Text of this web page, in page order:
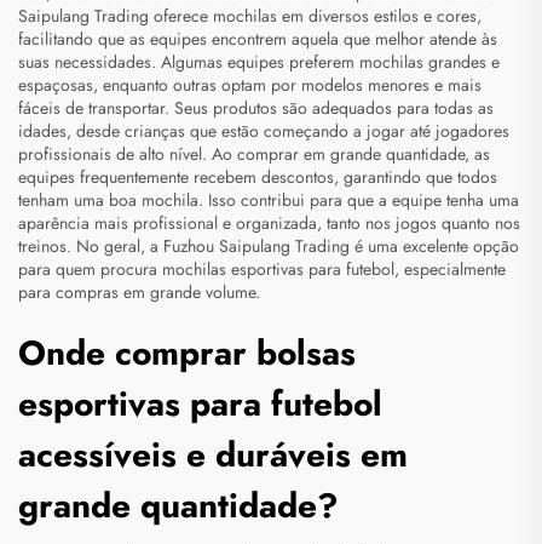
Saipulang Trading oferece mochilas em diversos estilos e cores,
facilitando que as equipes encontrem aquela que melhor atende às
suas necessidades. Algumas equipes preferem mochilas grandes e
espaçosas, enquanto outras optam por modelos menores e mais
fáceis de transportar. Seus produtos são adequados para todas as
idades, desde crianças que estão começando a jogar até jogadores
profissionais de alto nível. Ao comprar em grande quantidade, as
equipes frequentemente recebem descontos, garantindo que todos
tenham uma boa mochila. Isso contribui para que a equipe tenha uma
aparência mais profissional e organizada, tanto nos jogos quanto nos
treinos. No geral, a Fuzhou Saipulang Trading é uma excelente opção
para quem procura mochilas esportivas para futebol, especialmente
para compras em grande volume.
Onde comprar bolsas
esportivas para futebol
acessíveis e duráveis em
grande quantidade?